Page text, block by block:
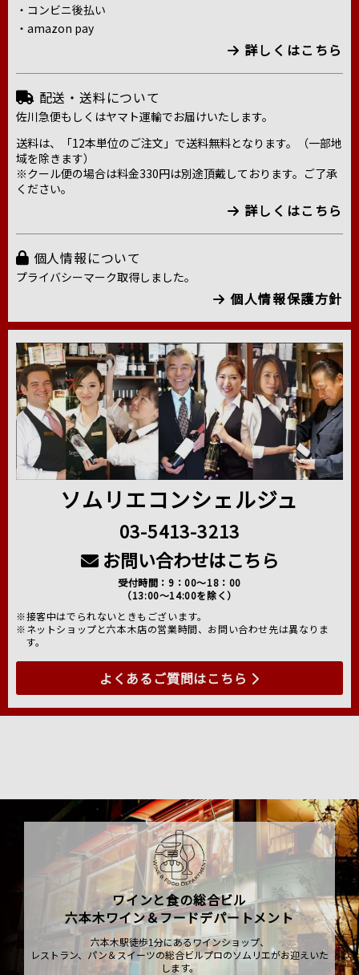
・コンビニ後払い
・amazon pay
詳しくはこちら
配送・送料について
佐川急便もしくはヤマト運輸でお届けいたします。
送料は、「12本単位のご注文」で送料無料となります。（一部地
域を除きます）
※クール便の場合は料金330円は別途頂戴しております。ご了承
ください。
詳しくはこちら
個人情報について
プライバシーマーク取得しました。
個人情報保護方針
ソムリエコンシェルジュ
03-5413-3213
お問い合わせはこちら
受付時間：9：00～18：00
（13:00～14:00を除く）
※接客中はでられないときもございます。
※ネットショップと六本木店の営業時間、お問い合わせ先は異なりま
す。
よくあるご質問はこちら
ワインと食の総合ビル
六本木ワイン＆フードデパートメント
六本木駅徒歩1分にあるワインショップ、
レストラン、パン＆スイーツの総合ビルプロのソムリエがお迎えいた
します。